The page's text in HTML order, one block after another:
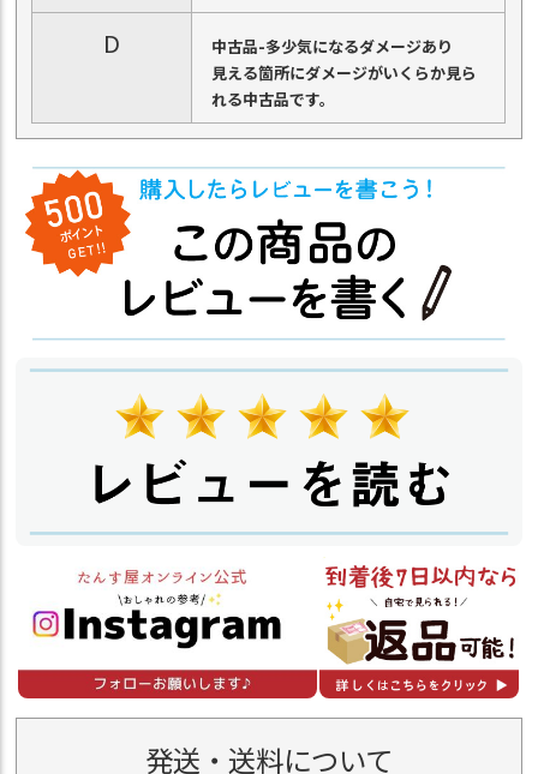
D
中古品-多少気になるダメージあり
見える箇所にダメージがいくらか見ら
れる中古品です。
発送・送料について